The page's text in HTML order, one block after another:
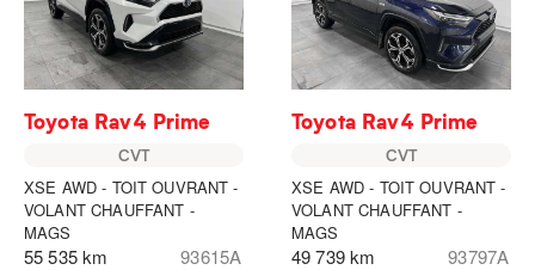
Toyota Rav4 Prime
CVT
XSE AWD - TOIT OUVRANT -
VOLANT CHAUFFANT -
MAGS
55 535 km 93615A
Toyota Rav4 Prime
CVT
XSE AWD - TOIT OUVRANT -
VOLANT CHAUFFANT -
MAGS
49 739 km 93797A